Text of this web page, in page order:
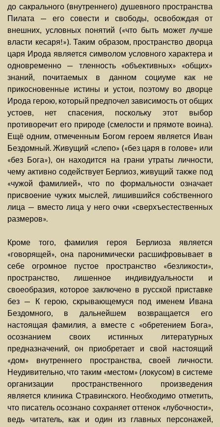
до сакрального (внутреннего) душевного пространства
Пилата — его совести и свободы, освобождая от
внешних, условных понятий («что быть может лучше
власти кесаря!»). Таким образом, пространство дворца
царя Ирода является символом условного характера и
одновременно — тленность «объективных» «общих»
знаний, почитаемых в данном социуме как не
прикосновенные истины и устои, поэтому во дворце
Ирода герою, который предпочел зависимость от общих
устоев, нет спасения, поскольку этот выбор
противоречит его природе (смелости и прямоте воина).
Ещё одним, отмеченным Богом героем является Иван
Бездомный. Живущий «слепо» («без царя в голове» или
«без Бога»), он находится на грани утраты личности,
чему активно содействует Берлиоз, живущий также под
«чужой фамилией», что по формальности означает
присвоение чужих мыслей, лишившийся собственного
лица — вместо лица у него очки «сверхъестественных
размеров».
Кроме того, фамилия героя Берлиоза является
«говорящей», она паронимически расшифровывает в
себе огромное пустое пространство «безликости»,
пространство, лишенное индивидуальности и
своеобразия, которое заключено в русской приставке
без — К герою, скрывающемуся под именем Ивана
Бездомного, в дальнейшем возвращается его
настоящая фамилия, а вместе с «обретением Бога»,
осознанием своих истинных литературных
предназначений, он приобретает и свой настоящий
«дом» внутреннего пространства, своей личности.
Неудивительно, что таким «местом» (локусом) в системе
организации пространственного произведения
является клиника Стравинского. Необходимо отметить,
что писатель осознано сохраняет оттенок «лубочности»,
ведь читатель, как и один из главных персонажей,